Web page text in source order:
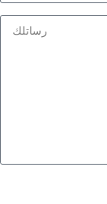
Arabia
+966